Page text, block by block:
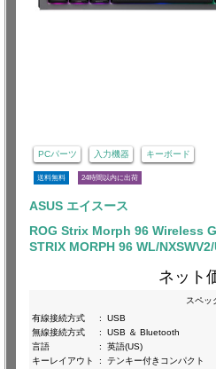
PCパーツ 入力機器 キーボード
送料無料 24時間以内に出荷
ASUS エイスース
ROG Strix Morph 96 Wireless
STRIX MORPH 96 WL/
ネット
スペッ
有線接続方式
:
USB
無線接続方式
:
USB ＆ Bluetooth
言語
:
英語(US)
キーレイアウト
:
テンキー付きコンパクト